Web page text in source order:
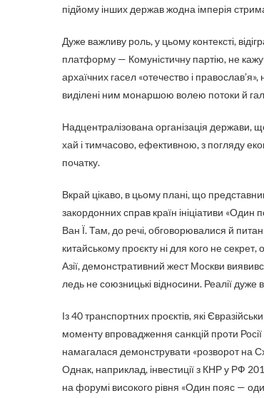
підйому інших держав жодна імперія
Дуже важливу роль, у цьому контексті,
платформу — Комуністичну партію, не
архаїчних гасел «отечество і
виділені ним монаршою волею потоки й
Надцентралізована організація держави,
хай і тимчасово, ефективною, з погляду
початку.
Вкрай цікаво, в цьому плані, що
закордонних справ країн ініціативи
Ван Ї. Там, до речі, обговорювалися й
китайському проєкту ні для кого не
Азії, демонстративний жест Москви
ледь не союзницькі відносини. Реалії дуже
Із 40 транспортних проєктів, які
моменту впровадження санкцій проти
намагалася демонструвати «розворот на
Однак, наприклад, інвестиції з КНР у РФ
на форумі високого рівня «Один пояс —